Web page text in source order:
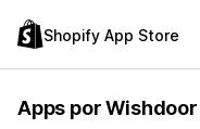
Shopify App Store
Apps por Wishdoor